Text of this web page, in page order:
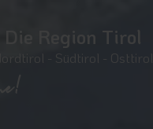
Die Region Tirol
Nordtirol - Südtirol - Osttirol